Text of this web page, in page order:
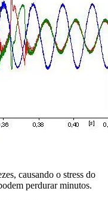
causando o stress do
perdurar minutos.